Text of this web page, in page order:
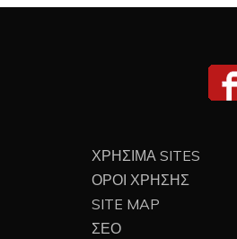
ΧΡΗΣΙΜΑ SITES
ΟΡΟΙ ΧΡΗΣΗΣ
SITE MAP
ΣΕΟ